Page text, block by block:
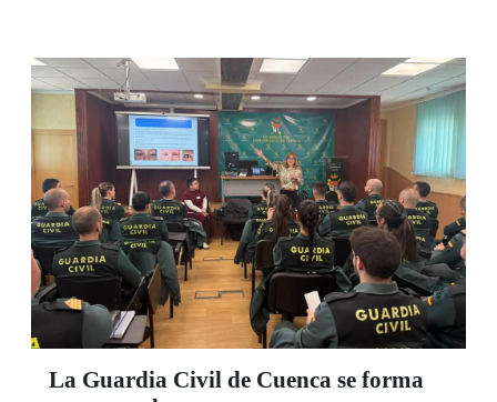
La Guardia Civil de Cuenca se forma